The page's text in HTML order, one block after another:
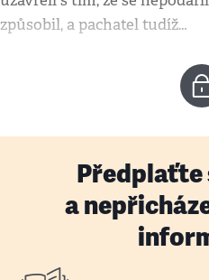
způsobil, a pachatel tudíž…
Předplaťte
a